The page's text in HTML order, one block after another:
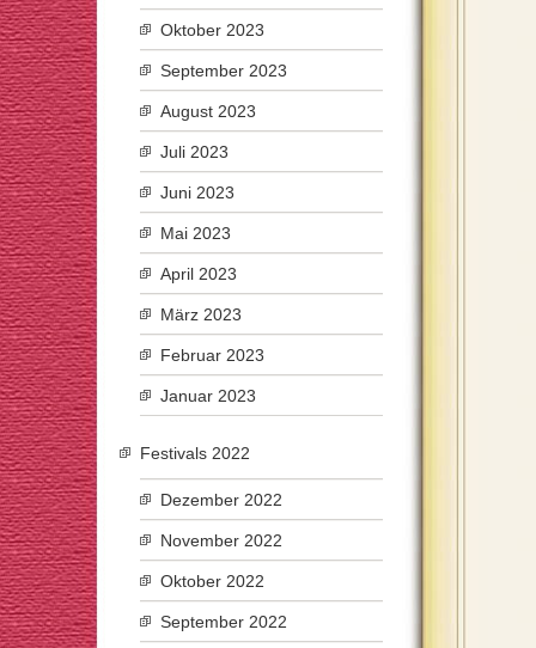
Oktober 2023
September 2023
August 2023
Juli 2023
Juni 2023
Mai 2023
April 2023
März 2023
Februar 2023
Januar 2023
Festivals 2022
Dezember 2022
November 2022
Oktober 2022
September 2022